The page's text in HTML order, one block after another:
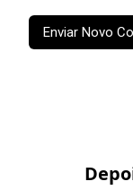
Enviar Novo